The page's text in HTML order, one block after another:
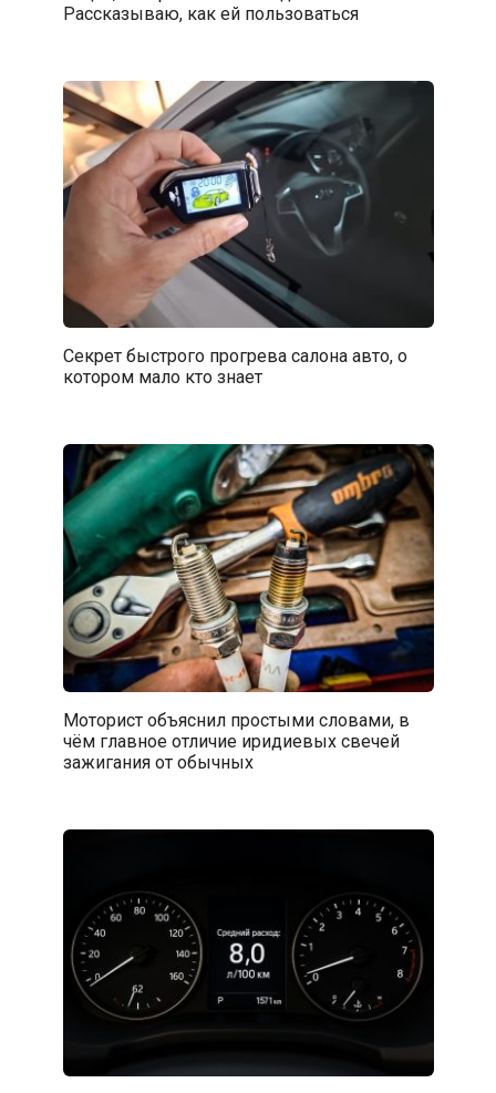
Рассказываю, как ей пользоваться
Секрет быстрого прогрева салона авто, о
котором мало кто знает
Моторист объяснил простыми словами, в
чём главное отличие иридиевых свечей
зажигания от обычных